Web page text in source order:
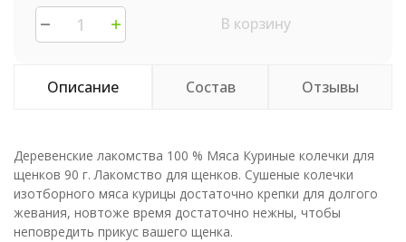
В корзину
Описание Состав Отзывы
Деревенские лакомства 100 % Мяса Куриные колечки для
щенков 90 г. Лакомство для щенков. Сушеные колечки
изотборного мяса курицы достаточно крепки для долгого
жевания, новтоже время достаточно нежны, чтобы
неповредить прикус вашего щенка.